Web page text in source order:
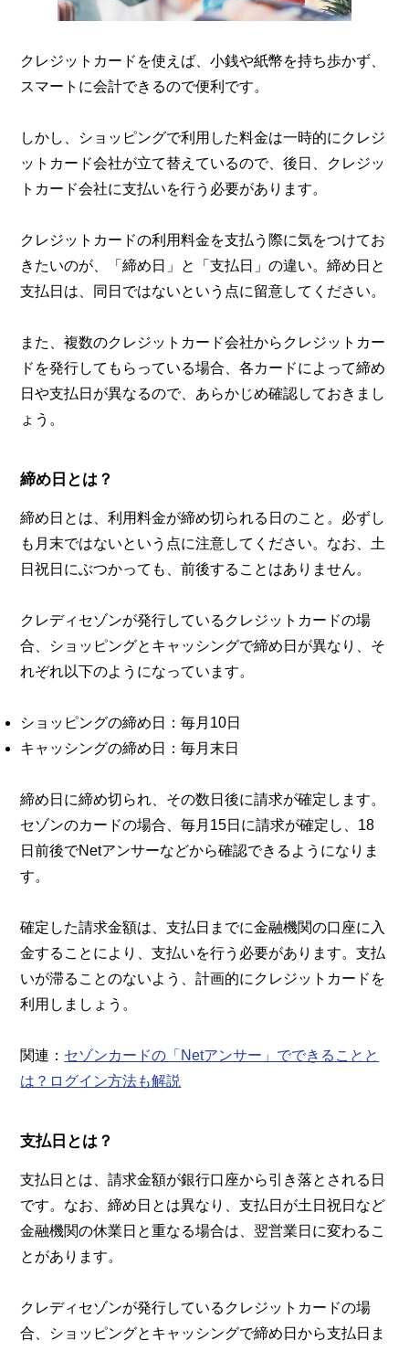
クレジットカードを使えば、小銭や紙幣を持ち歩かず、
スマートに会計できるので便利です。
しかし、ショッピングで利用した料金は一時的にクレジ
ットカード会社が立て替えているので、後日、クレジッ
トカード会社に支払いを行う必要があります。
クレジットカードの利用料金を支払う際に気をつけてお
きたいのが、「締め日」と「支払日」の違い。締め日と
支払日は、同日ではないという点に留意してください。
また、複数のクレジットカード会社からクレジットカー
ドを発行してもらっている場合、各カードによって締め
日や支払日が異なるので、あらかじめ確認しておきまし
ょう。
締め日とは？
締め日とは、利用料金が締め切られる日のこと。必ずし
も月末ではないという点に注意してください。なお、土
日祝日にぶつかっても、前後することはありません。
クレディセゾンが発行しているクレジットカードの場
合、ショッピングとキャッシングで締め日が異なり、そ
れぞれ以下のようになっています。
ショッピングの締め日：毎月10日
キャッシングの締め日：毎月末日
締め日に締め切られ、その数日後に請求が確定します。
セゾンのカードの場合、毎月15日に請求が確定し、18
日前後でNetアンサーなどから確認できるようになりま
す。
確定した請求金額は、支払日までに金融機関の口座に入
金することにより、支払いを行う必要があります。支払
いが滞ることのないよう、計画的にクレジットカードを
利用しましょう。
関連： セゾンカードの「Netアンサー」でできることと
は？ログイン方法も解説
支払日とは？
支払日とは、請求金額が銀行口座から引き落とされる日
です。なお、締め日とは異なり、支払日が土日祝日など
金融機関の休業日と重なる場合は、翌営業日に変わるこ
とがあります。
クレディセゾンが発行しているクレジットカードの場
合、ショッピングとキャッシングで締め日から支払日ま